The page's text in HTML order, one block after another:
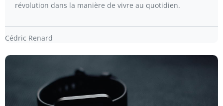
révolution dans la manière de vivre au quotidien.
Cédric Renard